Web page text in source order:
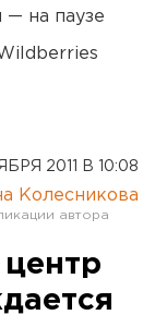
— на паузе
2011 В 10:08
Колесникова